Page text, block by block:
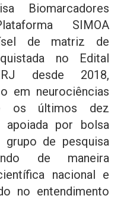
Biomarcadores
SIMOA
de matriz de
no Edital
desde 2018,
em neurociências
os últimos dez
por bolsa
grupo de pesquisa
de maneira
nacional e
no entendimento